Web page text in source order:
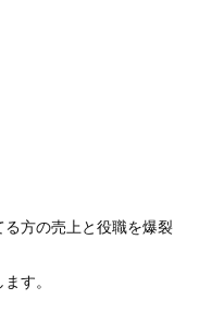
る方の売上と役職を爆裂
す。